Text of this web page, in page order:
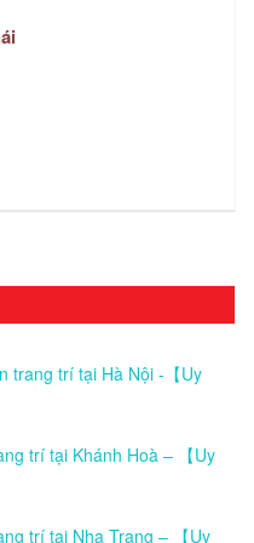
trang trí tại Hà Nội -【Uy
trí tại Khánh Hoà – 【Uy
trí tại Nha Trang – 【Uy